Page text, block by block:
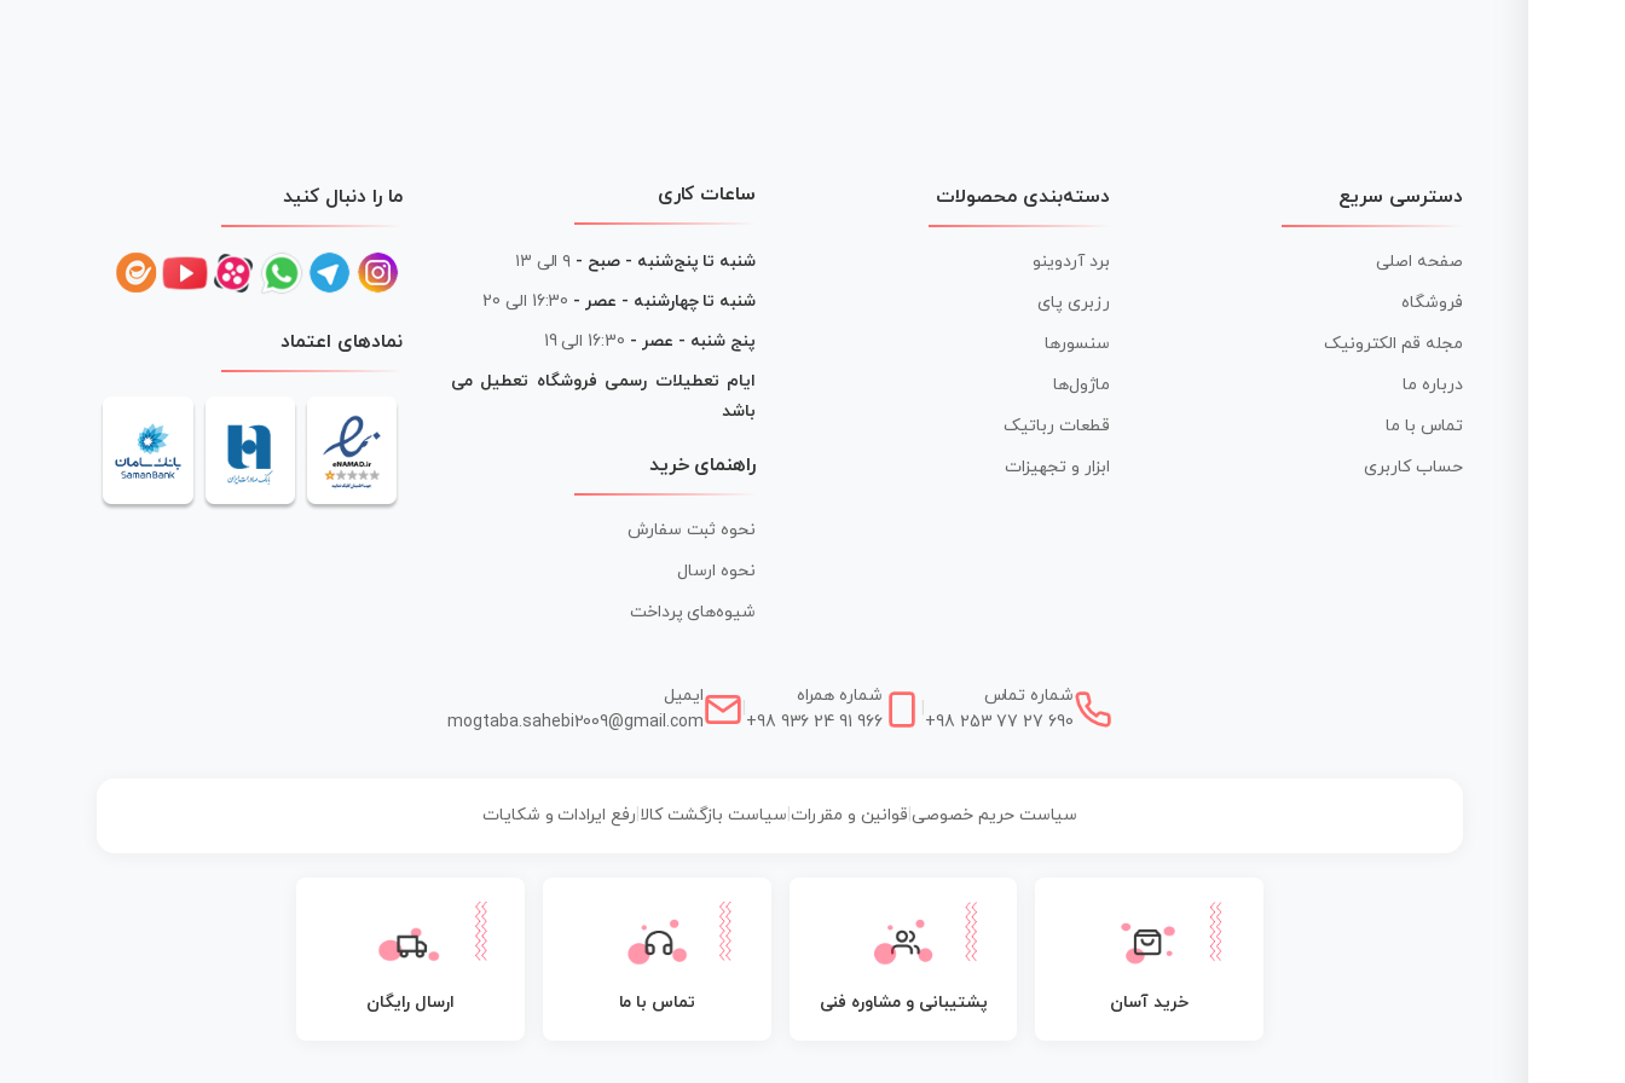
دسترسی سریع
صفحه اصلی
فروشگاه
مجله قم الکترونیک
درباره ما
تماس با ما
حساب کاربری
دسته‌بندی محصولات
برد آردوینو
رزبری پای
سنسورها
ماژول‌ها
قطعات رباتیک
ابزار و تجهیزات
ساعات کاری
شنبه تا پنج‌شنبه - صبح - ۹ الی ۱۳
شنبه تا چهارشنبه - عصر - 16:30 الی 20
پنج شنبه - عصر - 16:30 الی 19
ایام تعطیلات رسمی فروشگاه تعطیل می
باشد
راهنمای خرید
نحوه ثبت سفارش
نحوه ارسال
شیوه‌های پرداخت
ما را دنبال کنید
نمادهای اعتماد
شماره تماس
+98 253 77 27 690
شماره همراه
+98 936 24 91 966
ایمیل
mogtaba.sahebi2009@gmail.com
سیاست حریم خصوصی| قوانین و مقررات سیاست بازگشت کالا رفع ایرادات و شکایات
خرید آسان پشتیبانی و مشاوره فنی تماس با ما ارسال رایگان